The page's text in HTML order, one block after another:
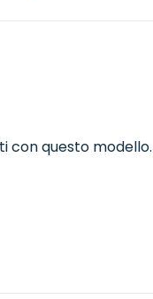
con questo modello.